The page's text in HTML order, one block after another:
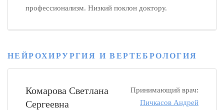
профессионализм. Низкий поклон доктору.
НЕЙРОХИРУРГИЯ И ВЕРТЕБРОЛОГИЯ
Комарова Светлана
Сергеевна
Принимающий врач:
Пичкасов Андрей